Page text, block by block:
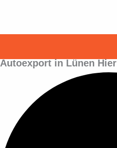
Autoexport in Lünen Hier